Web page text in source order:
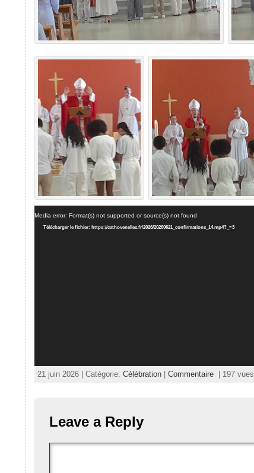
Media error: Format(s) not supported or source(s) not found
Télécharger le fichier: https://cathovenelles.fr/2026/20260621_confirmations_14.mp4?_=3
21 juin 2026 | Catégorie: Célébration Commentaire | 197 vues
Leave a Reply